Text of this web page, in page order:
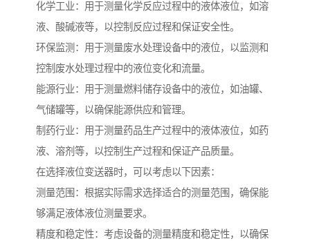
化学工业：用于测量化学反应过程中的液体液位，如溶
液、酸碱液等，以控制反应过程和保证安全性。
环保监测：用于测量废水处理设备中的液位，以监测和
控制废水处理过程中的液位变化和流量。
能源行业：用于测量燃料储存设备中的液位，如油罐、
气储罐等，以确保能源供应和管理。
制药行业：用于测量药品生产过程中的液体液位，如药
液、溶剂等，以控制生产过程和保证产品质量。
在选择液位变送器时，可以考虑以下因素：
测量范围：根据实际需求选择适合的测量范围，确保能
够满足液体液位测量要求。
精度和稳定性：考虑设备的测量精度和稳定性，以确保